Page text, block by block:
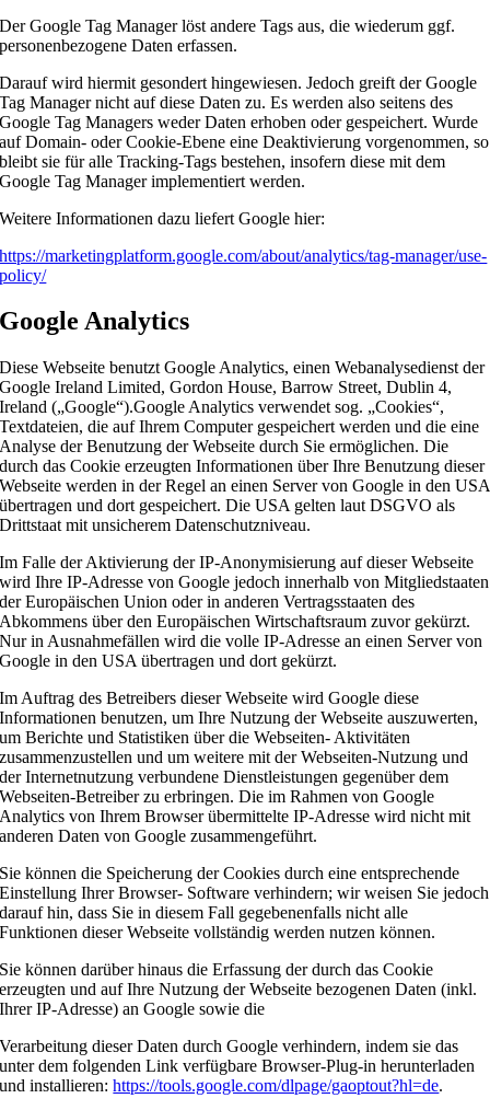
Der Google Tag Manager löst andere Tags aus, die wiederum ggf.
personenbezogene Daten erfassen.
Darauf wird hiermit gesondert hingewiesen. Jedoch greift der Google
Tag Manager nicht auf diese Daten zu. Es werden also seitens des
Google Tag Managers weder Daten erhoben oder gespeichert. Wurde
auf Domain- oder Cookie-Ebene eine Deaktivierung vorgenommen, so
bleibt sie für alle Tracking-Tags bestehen, insofern diese mit dem
Google Tag Manager implementiert werden.
Weitere Informationen dazu liefert Google hier:
https://marketingplatform.google.com/about/analytics/tag-manager/use-
policy/
Google Analytics
Diese Webseite benutzt Google Analytics, einen Webanalysedienst der
Google Ireland Limited, Gordon House, Barrow Street, Dublin 4,
Ireland („Google“).Google Analytics verwendet sog. „Cookies“,
Textdateien, die auf Ihrem Computer gespeichert werden und die eine
Analyse der Benutzung der Webseite durch Sie ermöglichen. Die
durch das Cookie erzeugten Informationen über Ihre Benutzung dieser
Webseite werden in der Regel an einen Server von Google in den USA
übertragen und dort gespeichert. Die USA gelten laut DSGVO als
Drittstaat mit unsicherem Datenschutzniveau.
Im Falle der Aktivierung der IP-Anonymisierung auf dieser Webseite
wird Ihre IP-Adresse von Google jedoch innerhalb von Mitgliedstaaten
der Europäischen Union oder in anderen Vertragsstaaten des
Abkommens über den Europäischen Wirtschaftsraum zuvor gekürzt.
Nur in Ausnahmefällen wird die volle IP-Adresse an einen Server von
Google in den USA übertragen und dort gekürzt.
Im Auftrag des Betreibers dieser Webseite wird Google diese
Informationen benutzen, um Ihre Nutzung der Webseite auszuwerten,
um Berichte und Statistiken über die Webseiten- Aktivitäten
zusammenzustellen und um weitere mit der Webseiten-Nutzung und
der Internetnutzung verbundene Dienstleistungen gegenüber dem
Webseiten-Betreiber zu erbringen. Die im Rahmen von Google
Analytics von Ihrem Browser übermittelte IP-Adresse wird nicht mit
anderen Daten von Google zusammengeführt.
Sie können die Speicherung der Cookies durch eine entsprechende
Einstellung Ihrer Browser- Software verhindern; wir weisen Sie jedoch
darauf hin, dass Sie in diesem Fall gegebenenfalls nicht alle
Funktionen dieser Webseite vollständig werden nutzen können.
Sie können darüber hinaus die Erfassung der durch das Cookie
erzeugten und auf Ihre Nutzung der Webseite bezogenen Daten (inkl.
Ihrer IP-Adresse) an Google sowie die
Verarbeitung dieser Daten durch Google verhindern, indem sie das
unter dem folgenden Link verfügbare Browser-Plug-in herunterladen
und installieren:https://tools.google.com/dlpage/gaoptout?hl=de.